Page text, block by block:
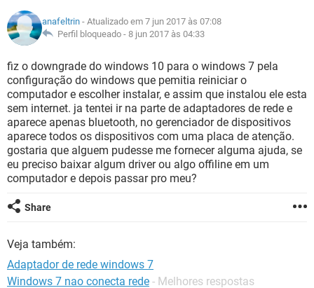
GUIA DE COMPRAS
OUTLOOK EXCEL
INSTAGRAM
GUIA DE COMPRAS
CELULAR FACEBOOK
INSTAGRAM GMAIL
GUIA DE COMPRAS
GLOSSÁRIO
JOGOS
CELULAR FACEBOOK
OUTLOOK EXCEL
INSTAGRAM GMAIL
GUIA DE COMPRAS
anafeltrin - Atualizado em 7 jun 2017 às 07:08
Perfil bloqueado - 8 jun 2017 às 04:33
fiz o downgrade do windows 10 para o windows 7 pela
configuração do windows que pemitia reiniciar o
computador e escolher instalar, e assim que instalou ele esta
sem internet. ja tentei ir na parte de adaptadores de rede e
aparece apenas bluetooth, no gerenciador de dispositivos
aparece todos os dispositivos com uma placa de atenção.
gostaria que alguem pudesse me fornecer alguma ajuda, se
eu preciso baixar algum driver ou algo offiline em um
computador e depois passar pro meu?
Share
Veja também:
Adaptador de rede windows 7
Windows 7 nao conecta rede - Melhores respostas